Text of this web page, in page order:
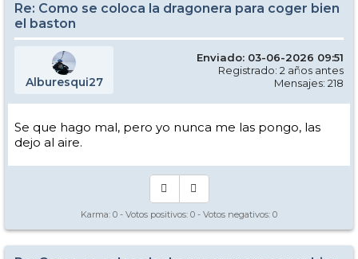
Re: Como se coloca la dragonera para coger bien
el baston
Alburesqui27
Enviado: 03-06-2026 09:51
Registrado: 2 años antes
Mensajes: 218
Se que hago mal, pero yo nunca me las pongo, las
dejo al aire.
Karma: 0 - Votos positivos: 0 - Votos negativos: 0